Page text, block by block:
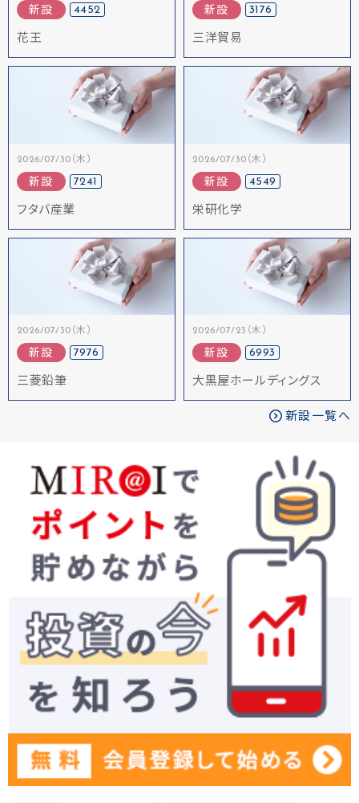
新設 4452
花王
新設 3176
三洋貿易
2026/07/30（木）
新設 7241
フタバ産業
2026/07/30（木）
新設 4549
栄研化学
2026/07/30（木）
新設 7976
三菱鉛筆
2026/07/23（木）
新設 6993
大黒屋ホールディングス
新設一覧へ